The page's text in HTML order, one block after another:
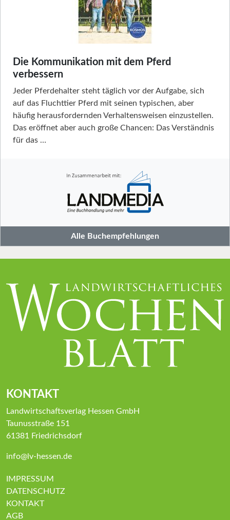
Die Kommunikation mit dem Pferd
verbessern
Jeder Pferdehalter steht täglich vor der Aufgabe, sich
auf das Fluchttier Pferd mit seinen typischen, aber
häufig herausfordernden Verhaltensweisen einzustellen.
Das eröffnet aber auch große Chancen: Das Verständnis
für das …
Alle Buchempfehlungen
KONTAKT
Landwirtschaftsverlag Hessen GmbH
Taunusstraße 151
61381 Friedrichsdorf
info@lv-hessen.de
IMPRESSUM
DATENSCHUTZ
KONTAKT
AGB